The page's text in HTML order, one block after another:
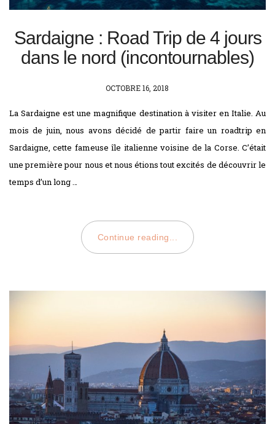
Sardaigne : Road Trip de 4 jours
dans le nord (incontournables)
POSTED
OCTOBRE 16, 2018
La Sardaigne est une magnifique destination à visiter en Italie. Au
mois de juin, nous avons décidé de partir faire un roadtrip en
Sardaigne, cette fameuse île italienne voisine de la Corse. C’était
une première pour nous et nous étions tout excités de découvrir le
temps d’un long …
Continue reading...